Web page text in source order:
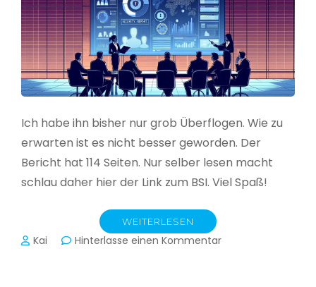
Ich habe ihn bisher nur grob Überflogen. Wie zu
erwarten ist es nicht besser geworden. Der
Bericht hat 114 Seiten. Nur selber lesen macht
schlau daher hier der Link zum BSI. Viel Spaß!
WEITERLESEN
Kai Hinterlasse einen Kommentarzu